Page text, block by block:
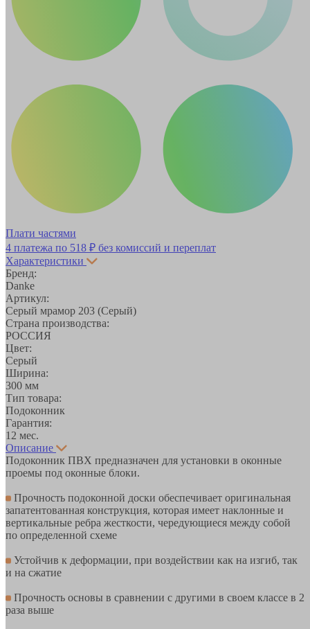
Плати частями
4 платежа по 518 ₽ без комиссий и переплат
Характеристики
Бренд:
Danke
Артикул:
Серый мрамор 203 (Серый)
Страна производства:
РОССИЯ
Цвет:
Серый
Ширина:
300 мм
Тип товара:
Подоконник
Гарантия:
12 мес.
Описание
Подоконник ПВХ предназначен для установки в оконные
проемы под оконные блоки.
Прочность подоконной доски обеспечивает оригинальная
запатентованная конструкция, которая имеет наклонные и
вертикальные ребра жесткости, чередующиеся между собой
по определенной схеме
Устойчив к деформации, при воздействии как на изгиб, так
и на сжатие
Прочность основы в сравнении с другими в своем классе в 2
раза выше